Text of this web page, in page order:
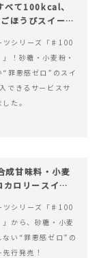
べて100kcal、
ほうびスイー
シリーズ「♯100
」！砂糖・小麦粉・
“罪悪感ゼロ”のスイ
できるサービスサ
た。
成甘味料・小麦
ロリースイー
シリーズ「♯100
」から、砂糖・小麦
い“罪悪感ゼロ”の
行発売！